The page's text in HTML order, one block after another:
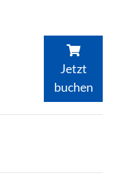
Jetzt
buchen